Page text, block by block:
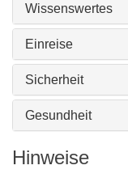
Wissenswertes
Einreise
Sicherheit
Gesundheit
Hinweise